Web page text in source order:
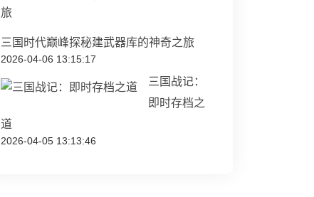
三国时代巅峰探秘建武器库的神奇之旅
2026-04-06 13:15:17
三国战记：
即时存档之
道
2026-04-05 13:13:46